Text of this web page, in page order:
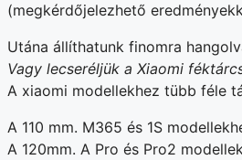
(megkérdőjelezhető
Utána állíthatunk finomra
Vagy lecseréljük a Xiaomi
A xiaomi modellekhez tübb féle
A 110 mm. M365 és 1S
A 120mm. A Pro és Pro2